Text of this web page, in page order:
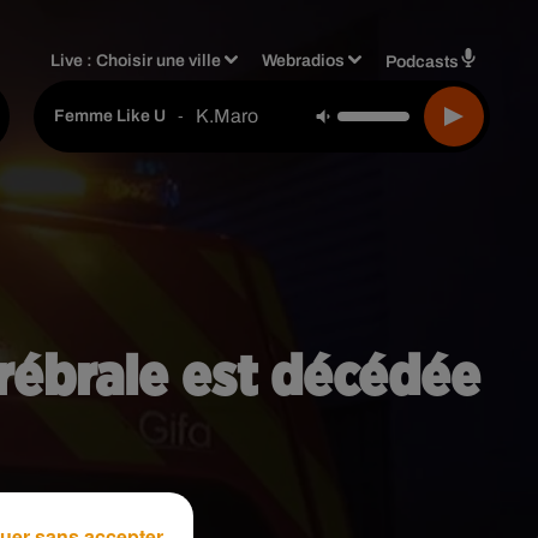
Live :Choisir une ville Webradios Podcasts
Femme Like U - K.maro
est décédée